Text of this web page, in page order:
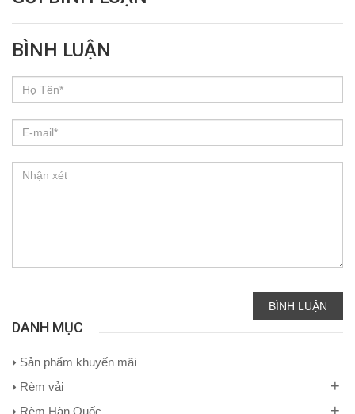
BÌNH LUẬN
BÌNH LUẬN
DANH MỤC
Sản phẩm khuyến mãi
Rèm vải
+
Rèm Hàn Quốc +